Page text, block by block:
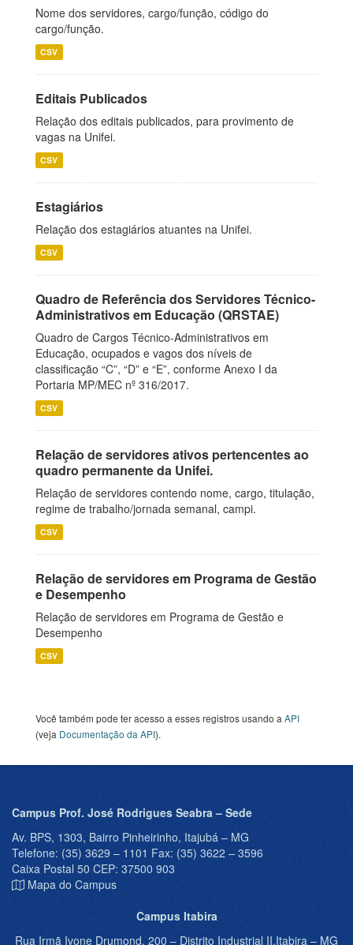
Nome dos servidores, cargo/função, código do
cargo/função.
CSV
Editais Publicados
Relação dos editais publicados, para provimento de
vagas na Unifei.
CSV
Estagiários
Relação dos estagiários atuantes na Unifei.
CSV
Quadro de Referência dos Servidores Técnico-
Administrativos em Educação (QRSTAE)
Quadro de Cargos Técnico-Administrativos em
Educação, ocupados e vagos dos níveis de
classificação “C”, “D” e “E”, conforme Anexo I da
Portaria MP/MEC nº 316/2017.
CSV
Relação de servidores ativos pertencentes ao
quadro permanente da Unifei.
Relação de servidores contendo nome, cargo, titulação,
regime de trabalho/jornada semanal, campi.
CSV
Relação de servidores em Programa de Gestão
e Desempenho
Relação de servidores em Programa de Gestão e
Desempenho
CSV
Você também pode ter acesso a esses registros usando a API
(veja Documentação da API).
Campus Prof. José Rodrigues Seabra – Sede
Av. BPS, 1303, Bairro Pinheirinho, Itajubá – MG
Telefone: (35) 3629 – 1101 Fax: (35) 3622 – 3596
Caixa Postal 50 CEP: 37500 903
Mapa do Campus
Campus Itabira
Rua Irmã Ivone Drumond, 200 – Distrito Industrial II,Itabira – MG